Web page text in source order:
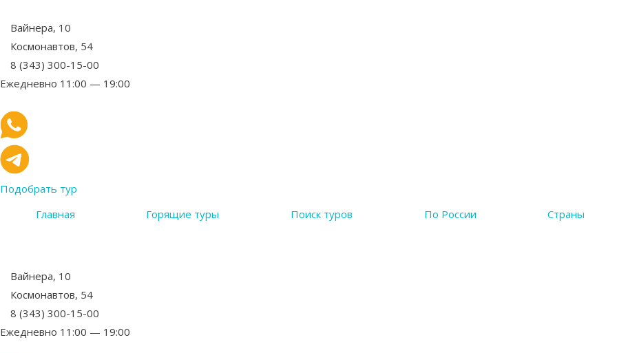
Вайнера, 10
Космонавтов, 54
8 (343) 300-15-00
Ежедневно 11:00 — 19:00
Подобрать тур
Главная
Горящие туры Поиск туров По России Страны
Вайнера, 10
Космонавтов, 54
8 (343) 300-15-00
Ежедневно 11:00 — 19:00